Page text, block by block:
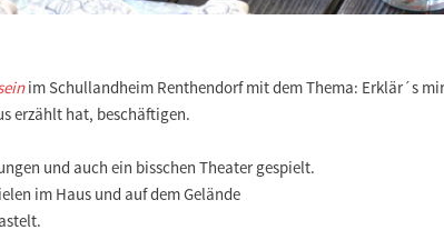
im Schullandheim Renthendorf mit dem Thema: Erklär´s
erzählt hat, beschäftigen.
und auch ein bisschen Theater gespielt.
im Haus und auf dem Gelände